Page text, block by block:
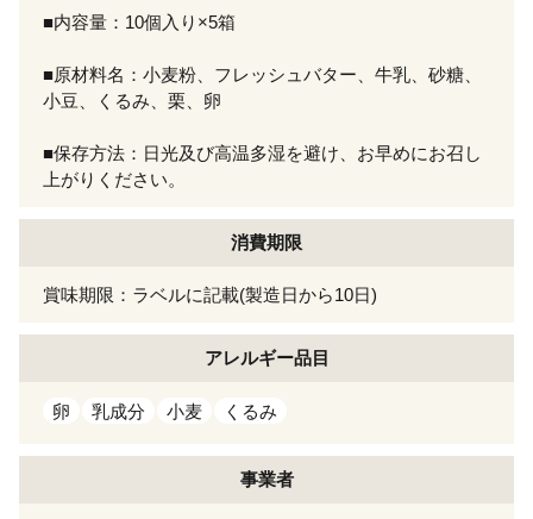
■内容量：10個入り×5箱
■原材料名：小麦粉、フレッシュバター、牛乳、砂糖、
小豆、くるみ、栗、卵
■保存方法：日光及び高温多湿を避け、お早めにお召し
上がりください。
消費期限
賞味期限：ラベルに記載(製造日から10日)
アレルギー品目
卵 乳成分 小麦 くるみ
事業者